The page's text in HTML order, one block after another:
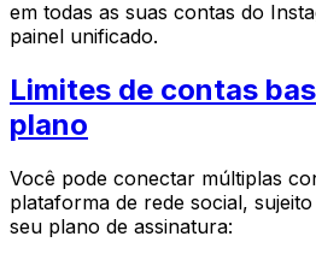
em todas as suas contas do
painel unificado.
Limites de contas
plano
Você pode conectar múltiplas
plataforma de rede social,
seu plano de assinatura: